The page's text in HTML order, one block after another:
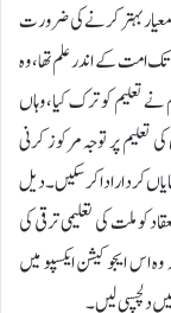
بہتر کرنے کی ضرورت
امت کے اندر علم تھا، وہ
تعلیم کو ترک کیا، وہاں
پر توجہ مرکوز کرنی
کردار ادا کر سکیں۔ دیل
کو ملت کی تعلیمی ترقی کی
اس ایجوکیشن ایکسپو میں
دلچسپی لیں۔